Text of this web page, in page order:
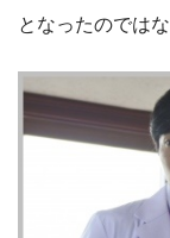
となったのでは